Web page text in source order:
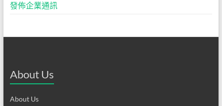
發佈企業通訊
About Us
About Us